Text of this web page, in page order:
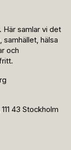
Här samlar vi det
hälsa
och
43 Stockholm